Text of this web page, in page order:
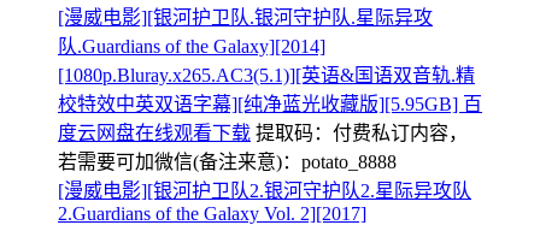
[漫威电影][银河护卫队.银河守护队.星际异攻
队.Guardians of the Galaxy][2014]
[1080p.Bluray.x265.AC3(5.1)][英语&国语双音轨.精
校特效中英双语字幕][纯净蓝光收藏版][5.95GB] 百
度云网盘在线观看下载 提取码： 付费私订内容，
若需要可加微信(备注来意)：potato_8888
[漫威电影][银河护卫队2.银河守护队2.星际异攻队
2.Guardians of the Galaxy Vol. 2][2017]